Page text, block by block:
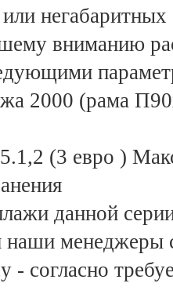
вниманию
2000 (рама
(3 евро )
данной
менеджеры
- согласно